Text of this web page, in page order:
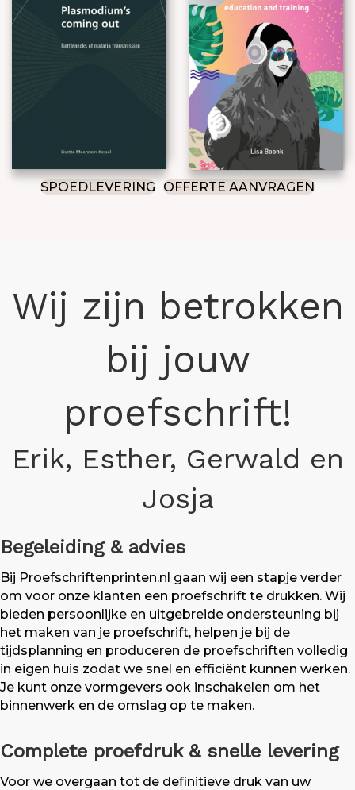
SPOEDLEVERING OFFERTE AANVRAGEN
Wij zijn betrokken
bij jouw
proefschrift!
Erik, Esther, Gerwald en
Josja
Begeleiding & advies
Bij Proefschriftenprinten.nl gaan wij een stapje verder
om voor onze klanten een proefschrift te drukken. Wij
bieden persoonlijke en uitgebreide ondersteuning bij
het maken van je proefschrift, helpen je bij de
tijdsplanning en produceren de proefschriften volledig
in eigen huis zodat we snel en efficiënt kunnen werken.
Je kunt onze vormgevers ook inschakelen om het
binnenwerk en de omslag op te maken.
Complete proefdruk & snelle levering
Voor we overgaan tot de definitieve druk van uw